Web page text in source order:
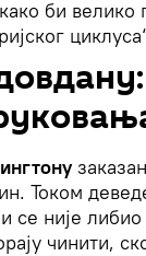
би
Током
се није
чинити,